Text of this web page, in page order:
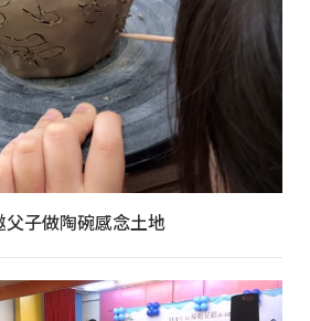
子做陶碗感念土地